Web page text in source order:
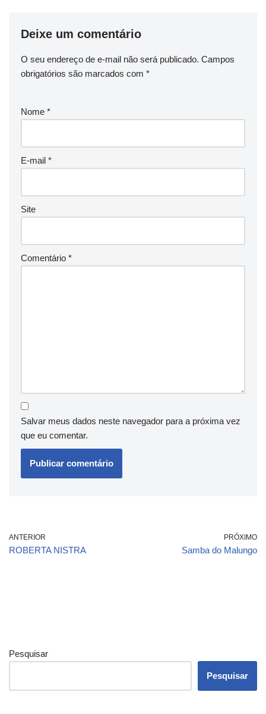
Deixe um comentário
O seu endereço de e-mail não será publicado. Campos
obrigatórios são marcados com *
Nome *
E-mail *
Site
Comentário *
Salvar meus dados neste navegador para a próxima vez
que eu comentar.
ANTERIOR
ROBERTA NISTRA
PRÓXIMO
Samba do Malungo
Pesquisar
Pesquisar